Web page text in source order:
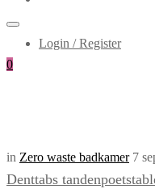
Login / Register
0
in Zero waste badkamer 7
Denttabs